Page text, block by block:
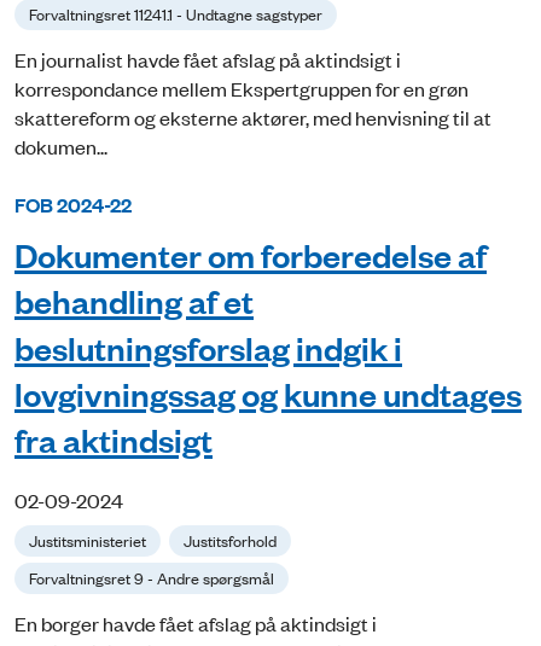
Forvaltningsret 11241.1 - Undtagne sagstyper
En journalist havde fået afslag på aktindsigt i
korrespondance mellem Ekspertgruppen for en grøn
skattereform og eksterne aktører, med henvisning til at
dokumen...
FOB 2024-22
Dokumenter om forberedelse af
behandling af et
beslutningsforslag indgik i
lovgivningssag og kunne undtages
fra aktindsigt
02-09-2024
Justitsministeriet
Justitsforhold
Forvaltningsret 9 - Andre spørgsmål
En borger havde fået afslag på aktindsigt i